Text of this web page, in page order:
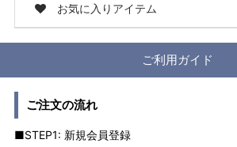
お気に入りアイテム
ご利用ガイド
ご注文の流れ
■STEP1: 新規会員登録